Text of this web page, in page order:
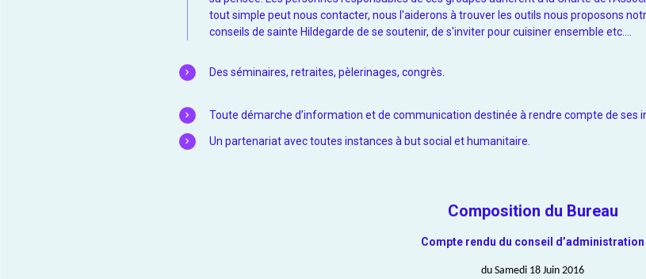
tout simple peut nous contacter, nous l'aiderons à trouver les outils nous proposons
conseils de sainte Hildegarde de se soutenir, de s'inviter pour cuisiner ensemble etc....
Des séminaires, retraites, pèlerinages, congrès.
Toute démarche d’information et de communication destinée à rendre compte de ses
Un partenariat avec toutes instances à but social et humanitaire.
Composition du Bureau
Compte rendu du conseil d’administration
du Samedi 18 Juin 2016